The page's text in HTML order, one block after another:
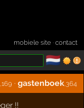
mobiele site ·contact
🇳🇱
,169 ·gastenboek ,364